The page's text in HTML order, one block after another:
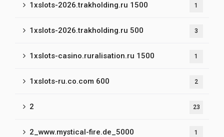
1xslots-2026.trakholding.ru 1500 1
1xslots-2026.trakholding.ru 500 3
1xslots-casino.ruralisation.ru 1500 1
1xslots-ru.co.com 600 2
2 23
2_www.mystical-fire.de_5000 1